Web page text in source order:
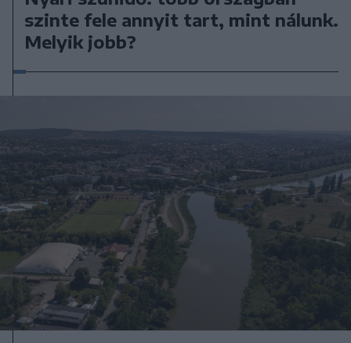
szinte fele annyit tart, mint nálunk.
Melyik jobb?